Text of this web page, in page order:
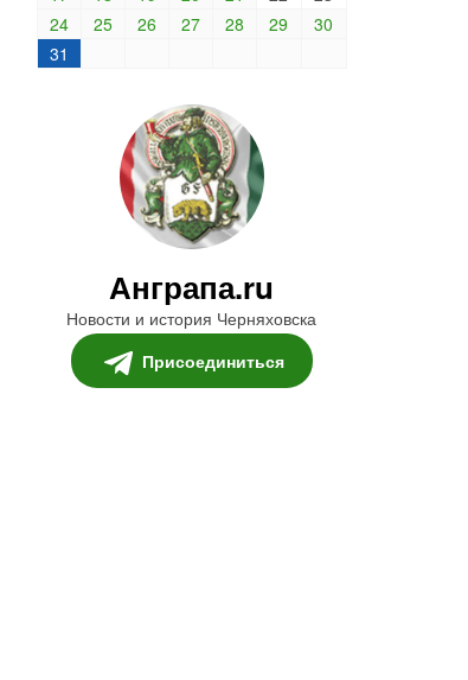
24
25 26 27 28 29
30
31
Анграпа.ru
Новости и история Черняховска
Присоединиться